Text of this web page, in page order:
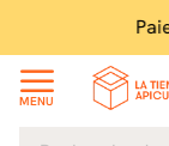
MENU